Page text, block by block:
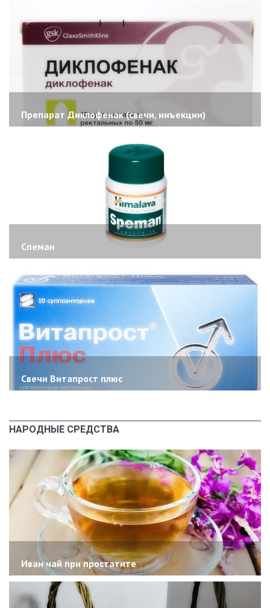
Препарат Диклофенак (свечи, инъекции)
Спеман
Свечи Витапрост плюс
НАРОДНЫЕ СРЕДСТВА
Иван чай при простатите